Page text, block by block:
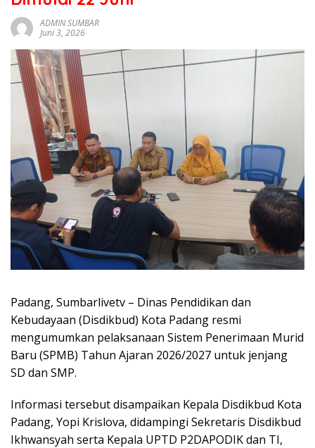
sumbar
tv
live
ADMIN SUMBAR
Juni 3, 2026
Padang, Sumbarlivetv – Dinas Pendidikan dan
Kebudayaan (Disdikbud) Kota Padang resmi
mengumumkan pelaksanaan Sistem Penerimaan Murid
Baru (SPMB) Tahun Ajaran 2026/2027 untuk jenjang
SD dan SMP.
Informasi tersebut disampaikan Kepala Disdikbud Kota
Padang, Yopi Krislova, didampingi Sekretaris Disdikbud
Ikhwansyah serta Kepala UPTD P2DAPODIK dan TI,